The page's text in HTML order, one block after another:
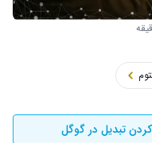
تبدیل در گوگل